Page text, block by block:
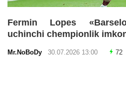
Fermin Lopes
uchinchi chempionlik
Mr.NoBoDy 30.07.2026 13:00 72